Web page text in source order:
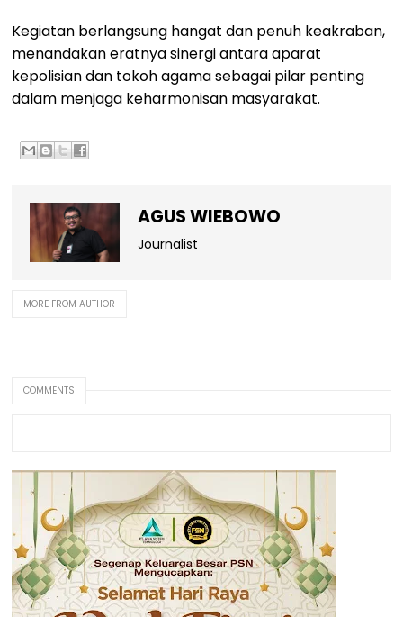
Kegiatan berlangsung hangat dan penuh keakraban,
menandakan eratnya sinergi antara aparat
kepolisian dan tokoh agama sebagai pilar penting
dalam menjaga keharmonisan masyarakat.
AGUS WIEBOWO
Journalist
MORE FROM AUTHOR
COMMENTS